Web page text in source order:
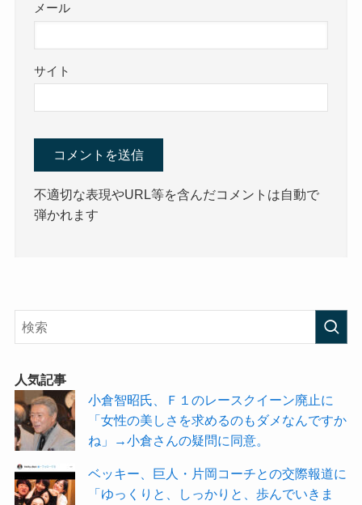
メール
サイト
不適切な表現やURL等を含んだコメントは自動で
弾かれます
人気記事
小倉智昭氏、Ｆ１のレースクイーン廃止に
「女性の美しさを求めるのもダメなんですか
ね」→小倉さんの疑問に同意。
ベッキー、巨人・片岡コーチとの交際報道に
「ゆっくりと、しっかりと、歩んでいきま